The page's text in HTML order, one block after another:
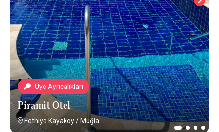
Üye Ayrıcalıkları
Piramit Otel
Fethiye Kayaköy/ Muğla